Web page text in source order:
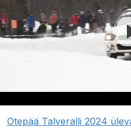
Otepää Talveralli 2024